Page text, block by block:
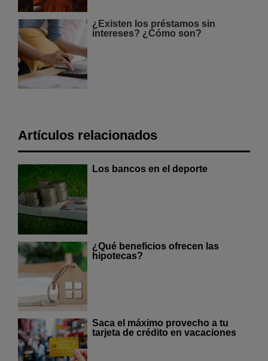
¿Existen los préstamos sin
intereses? ¿Cómo son?
Artículos relacionados
Los bancos en el deporte
¿Qué beneficios ofrecen las
hipotecas?
Saca el máximo provecho a tu
tarjeta de crédito en vacaciones